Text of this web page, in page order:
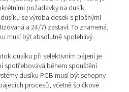
součásti, jako jsou
s deskou s plošnými spoji.
používá ve všech typech
byl zajištěn proces bez
dusík pájecí nádoby inertní.
na dusík k inertizaci celé